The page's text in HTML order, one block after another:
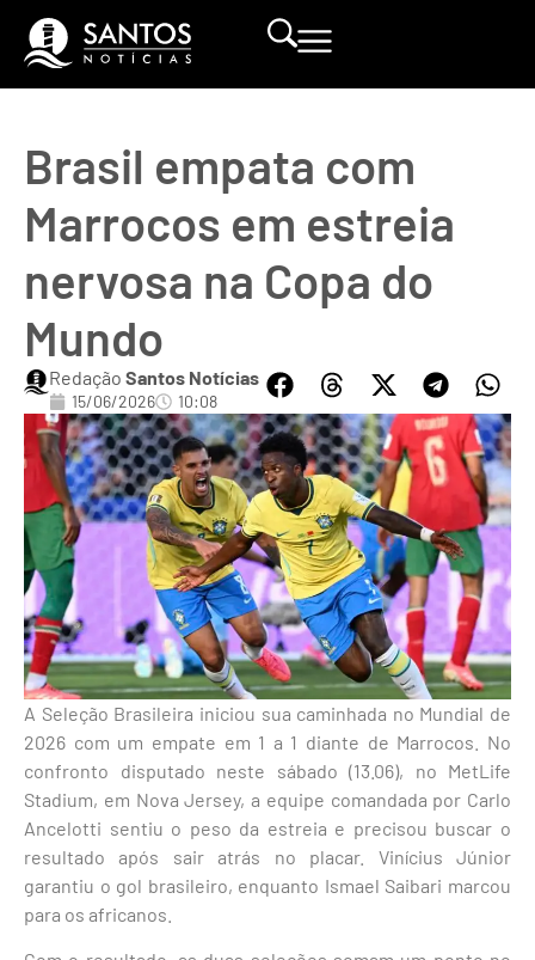
Brasil empata com
Marrocos em estreia
nervosa na Copa do
Mundo
Redação Santos Notícias
15/06/2026 10:08
A Seleção Brasileira iniciou sua caminhada no Mundial de
2026 com um empate em 1 a 1 diante de Marrocos. No
confronto disputado neste sábado (13.06), no MetLife
Stadium, em Nova Jersey, a equipe comandada por Carlo
Ancelotti sentiu o peso da estreia e precisou buscar o
resultado após sair atrás no placar. Vinícius Júnior
garantiu o gol brasileiro, enquanto Ismael Saibari marcou
para os africanos.